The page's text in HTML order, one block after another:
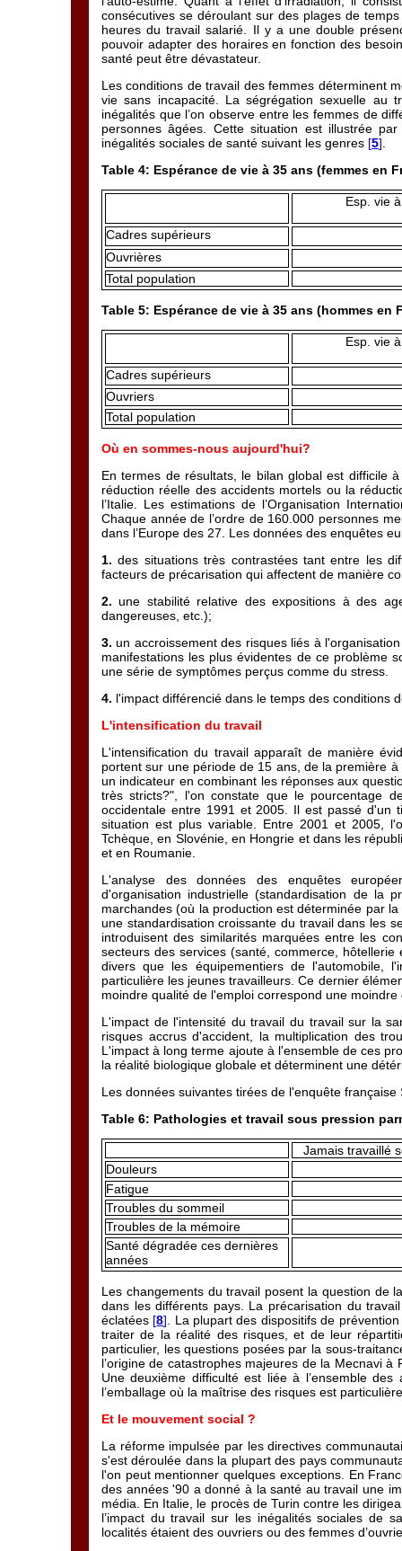
consécutives se déroulant sur des plages de
heures du travail salarié. Il y a une double
pouvoir adapter des horaires en fonction des
santé peut être dévastateur.
Les conditions de travail des femmes déterminent
vie sans incapacité. La ségrégation sexuelle au
inégalités que l’on observe entre les femmes de
personnes âgées. Cette situation est illustrée
inégalités sociales de santé suivant les genres [5]
Table 4: Espérance de vie à 35 ans (femmes en
Esp. vie
Cadres supérieurs
Ouvrières
Total population
Table 5: Espérance de vie à 35 ans (hommes en
Esp. vie
Cadres supérieurs
Ouvriers
Total population
Où en sommes-nous aujourd'hui?
En termes de résultats, le bilan global est difficile
réduction réelle des accidents mortels ou la
l’Italie. Les estimations de l’Organisation
Chaque année de l’ordre de 160.000 personnes
dans l’Europe des 27. Les données des enquêtes
1. des situations très contrastées tant entre les
facteurs de précarisation qui affectent de manière
2. une stabilité relative des expositions à des
dangereuses, etc.);
3. un accroissement des risques liés à
manifestations les plus évidentes de ce problème
une série de symptômes perçus comme du stress.
4. l'impact différencié dans le temps des conditions
L'intensification du travail
L'intensification du travail apparaît de manière
portent sur une période de 15 ans, de la première
un indicateur en combinant les réponses aux
très stricts?", l'on constate que le pourcentage
occidentale entre 1991 et 2005. Il est passé d'un
situation est plus variable. Entre 2001 et 2005,
Tchèque, en Slovénie, en Hongrie et dans les
et en Roumanie.
L'analyse des données des enquêtes
d'organisation industrielle (standardisation de la
marchandes (où la production est déterminée par
une standardisation croissante du travail dans les
introduisent des similarités marquées entre les
secteurs des services (santé, commerce,
divers que les équipementiers de l'automobile,
particulière les jeunes travailleurs. Ce dernier
moindre qualité de l'emploi correspond une moindre
L'impact de l'intensité du travail du travail sur la
risques accrus d'accident, la multiplication des
L'impact à long terme ajoute à l'ensemble de ces
la réalité biologique globale et déterminent une
Les données suivantes tirées de l'enquête
Table 6: Pathologies et travail sous pression
Jamais travaillé
Douleurs
Fatigue
Troubles du sommeil
Troubles de la mémoire
Santé dégradée ces dernières
années
Les changements du travail posent la question de
dans les différents pays. La précarisation du
éclatées [8] . La plupart des dispositifs de
traiter de la réalité des risques, et de leur
particulier, les questions posées par la sous-
l’origine de catastrophes majeures de la Mecnavi à
Une deuxième difficulté est liée à l’ensemble
l’emballage où la maîtrise des risques est
Et le mouvement social ?
La réforme impulsée par les directives
s'est déroulée dans la plupart des pays
l'on peut mentionner quelques exceptions. En
des années '90 a donné à la santé au travail une
média. En Italie, le procès de Turin contre les
l’impact du travail sur les inégalités sociales de
localités étaient des ouvriers ou des femmes